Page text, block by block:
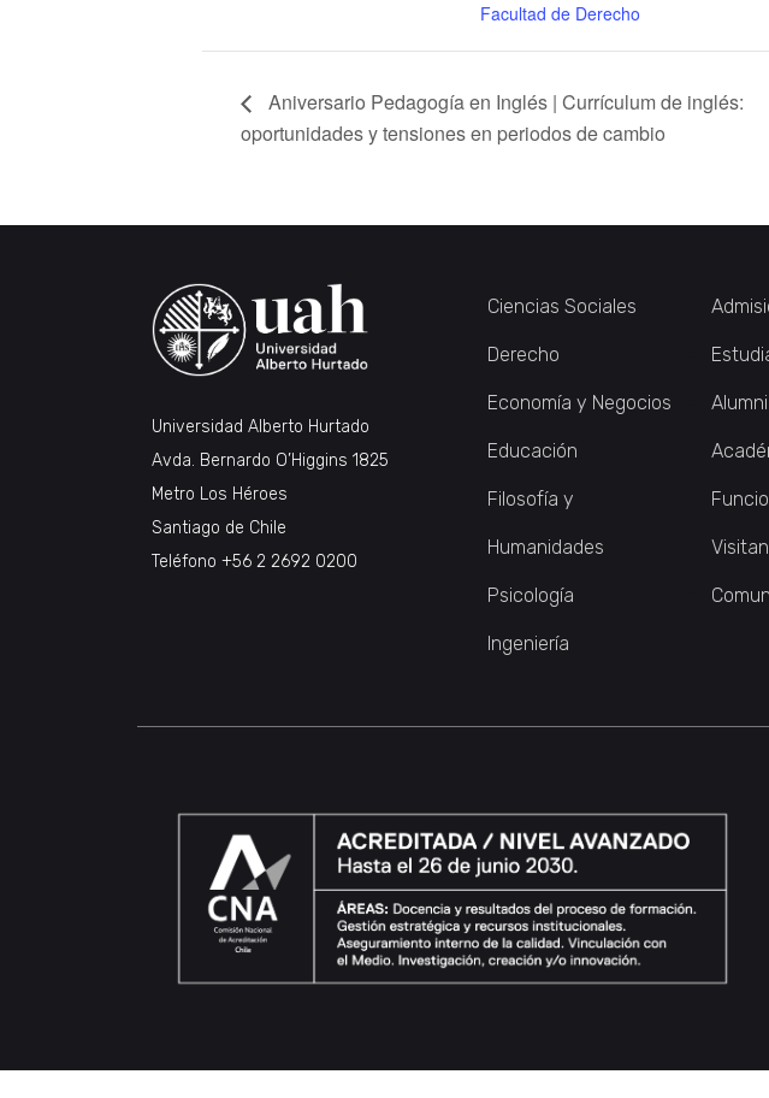
Facultad de Derecho
Aniversario Pedagogía en Inglés | Currículum de inglés:
oportunidades y tensiones en periodos de cambio
Universidad Alberto Hurtado
Avda. Bernardo O’Higgins 1825
Metro Los Héroes
Santiago de Chile
Teléfono +56 2 2692 0200
Ciencias Sociales
Derecho
Economía y Negocios
Educación
Filosofía y
Humanidades
Psicología
Ingeniería